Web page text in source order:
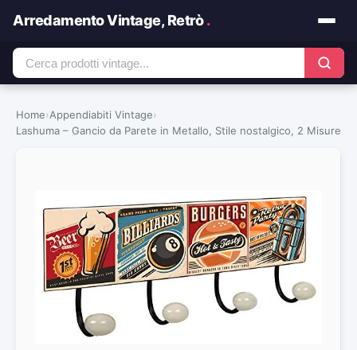
Arredamento Vintage, Retrò.
Home›Appendiabiti Vintage›
Lashuma – Gancio da Parete in Metallo, Stile nostalgico, 2 Misure